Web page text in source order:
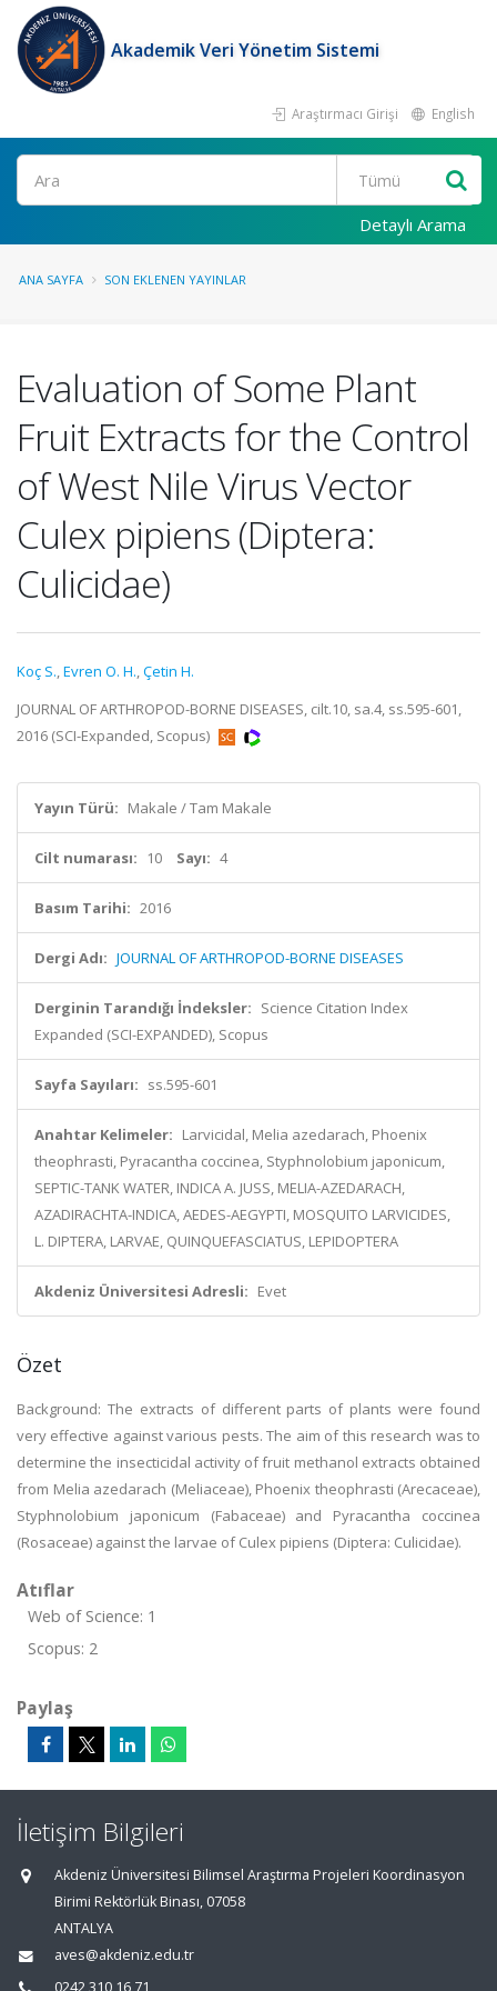
Akademik Veri Yönetim Sistemi
Araştırmacı Girişi English
Ara
Detaylı Arama
ANA SAYFA SON EKLENEN YAYINLAR
Evaluation of Some Plant
Fruit Extracts for the Control
of West Nile Virus Vector
Culex pipiens (Diptera:
Culicidae)
Koç S.,Evren O. H.,Çetin H.
JOURNAL OF ARTHROPOD-BORNE DISEASES, cilt.10, sa.4, ss.595-601,
2016 (SCI-Expanded, Scopus)
Yayın Türü: Makale / Tam Makale
Cilt numarası: 10 Sayı: 4
Basım Tarihi: 2016
Dergi Adı: JOURNAL OF ARTHROPOD-BORNE DISEASES
Derginin Tarandığı İndeksler: Science Citation Index
Expanded (SCI-EXPANDED), Scopus
Sayfa Sayıları: ss.595-601
Anahtar Kelimeler: Larvicidal, Melia azedarach, Phoenix
theophrasti, Pyracantha coccinea, Styphnolobium japonicum,
SEPTIC-TANK WATER, INDICA A. JUSS, MELIA-AZEDARACH,
AZADIRACHTA-INDICA, AEDES-AEGYPTI, MOSQUITO LARVICIDES,
L. DIPTERA, LARVAE, QUINQUEFASCIATUS, LEPIDOPTERA
Akdeniz Üniversitesi Adresli: Evet
Özet
Background: The extracts of different parts of plants were found
very effective against various pests. The aim of this research was to
determine the insecticidal activity of fruit methanol extracts obtained
from Melia azedarach (Meliaceae), Phoenix theophrasti (Arecaceae),
Styphnolobium japonicum (Fabaceae) and Pyracantha coccinea
(Rosaceae) against the larvae of Culex pipiens (Diptera: Culicidae).
Atıflar
Web of Science: 1
Scopus: 2
Paylaş
İletişim Bilgileri
Akdeniz Üniversitesi Bilimsel Araştırma Projeleri Koordinasyon
Birimi Rektörlük Binası, 07058
ANTALYA
aves@akdeniz.edu.tr
0242 310 16 71